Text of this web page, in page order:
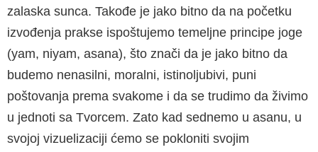
zalaska sunca. Takođe je jako bitno da na početku
izvođenja prakse ispoštujemo temeljne principe joge
(yam, niyam, asana), što znači da je jako bitno da
budemo nenasilni, moralni, istinoljubivi, puni
poštovanja prema svakome i da se trudimo da živimo
u jednoti sa Tvorcem. Zato kad sednemo u asanu, u
svojoj vizuelizaciji ćemo se pokloniti svojim